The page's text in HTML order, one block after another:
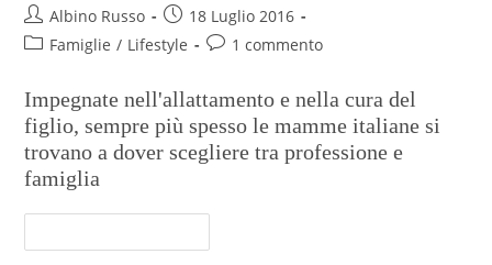
Albino Russo
18 Luglio 2016
Famiglie / Lifestyle 1 commento
Impegnate nell'allattamento e nella cura del
figlio, sempre più spesso le mamme italiane si
trovano a dover scegliere tra professione e
famiglia